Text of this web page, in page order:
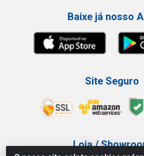
Baixe já nosso
Site Seguro
Loja /